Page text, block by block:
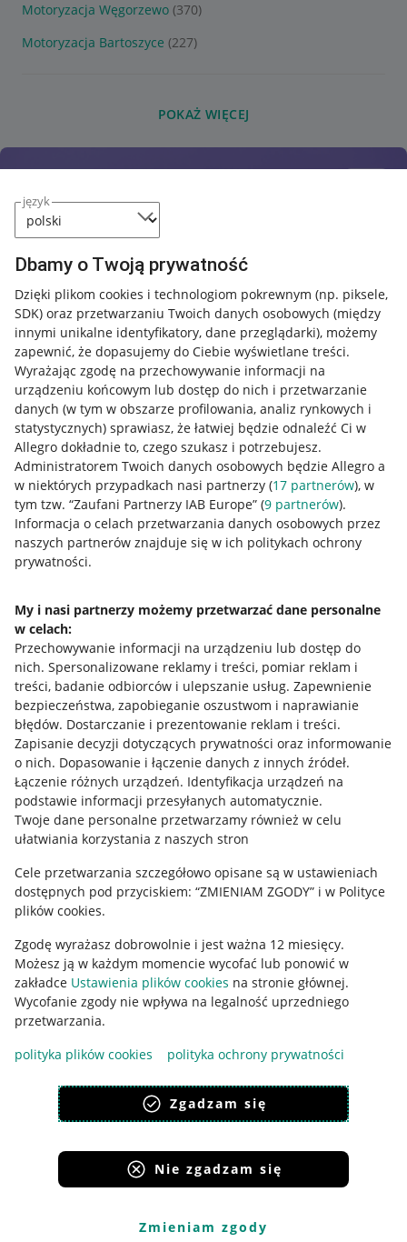
język
Dbamy o Twoją prywatność
Dzięki plikom cookies i technologiom pokrewnym (np. piksele,
SDK) oraz przetwarzaniu Twoich danych osobowych (między
innymi unikalne identyfikatory, dane przeglądarki), możemy
zapewnić, że dopasujemy do Ciebie wyświetlane treści.
Wyrażając zgodę na przechowywanie informacji na
urządzeniu końcowym lub dostęp do nich i przetwarzanie
danych (w tym w obszarze profilowania, analiz rynkowych i
statystycznych) sprawiasz, że łatwiej będzie odnaleźć Ci w
Allegro dokładnie to, czego szukasz i potrzebujesz.
Administratorem Twoich danych osobowych będzie Allegro a
w niektórych przypadkach nasi partnerzy (17 partnerów), w
tym tzw. “Zaufani Partnerzy IAB Europe” (9 partnerów).
Informacja o celach przetwarzania danych osobowych przez
naszych partnerów znajduje się w ich politykach ochrony
prywatności.
My i nasi partnerzy możemy przetwarzać dane personalne
w celach:
Przechowywanie informacji na urządzeniu lub dostęp do
nich. Spersonalizowane reklamy i treści, pomiar reklam i
treści, badanie odbiorców i ulepszanie usług. Zapewnienie
bezpieczeństwa, zapobieganie oszustwom i naprawianie
błędów. Dostarczanie i prezentowanie reklam i treści.
Zapisanie decyzji dotyczących prywatności oraz informowanie
o nich. Dopasowanie i łączenie danych z innych źródeł.
Łączenie różnych urządzeń. Identyfikacja urządzeń na
podstawie informacji przesyłanych automatycznie.
Twoje dane personalne przetwarzamy również w celu
ułatwiania korzystania z naszych stron
Cele przetwarzania szczegółowo opisane są w ustawieniach
dostępnych pod przyciskiem: “ZMIENIAM ZGODY” i w Polityce
plików cookies.
Zgodę wyrażasz dobrowolnie i jest ważna 12 miesięcy.
Możesz ją w każdym momencie wycofać lub ponowić w
zakładce Ustawienia plików cookies na stronie głównej.
Wycofanie zgody nie wpływa na legalność uprzedniego
przetwarzania.
polityka plików cookies
polityka ochrony prywatności
Zgadzam się
Nie zgadzam się
Zmieniam zgody
Motoryzacja Węgorzewo (370)
Motoryzacja Bartoszyce (227)
POKAŻ WIĘCEJ
Przydatne informacje
Jak to działa
Allegro Gadane dla sprzedających
Allegro Gadane dla kupujących
Mapa miejscowości
Informacje prawne
Regulamin
Polityka plików "cookies"
Ustawienia plików "cookies"
Udostępnianie lokalizacji
Informacje dla Aktu o Usługach Cyfrowych
Pobierz aplikację
Korzystanie z serwisu oznacza akceptacjęregulaminu